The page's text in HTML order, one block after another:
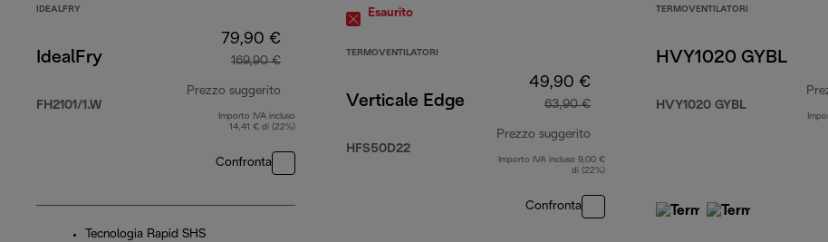
IDEALFRY
IdealFry
FH2101/1.W
79,90 €
169,90 €
Prezzo suggerito
prezzo originale 169,90 €
Importo IVA incluso
14,41 € di (22%)
Confronta
Tecnologia Rapid SHS
Esaurito
TERMOVENTILATORI
Verticale Edge
HFS50D22
49,90 €
63,90 €
Prezzo suggerito
prezzo originale 63,90 €
Importo IVA incluso 9,00 €
di (22%)
Confronta
TERMOVENTILATORI
HVY1020 GYBL
HVY1020 GYBL